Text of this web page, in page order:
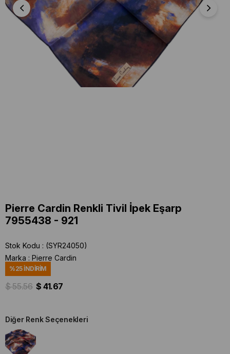
Pierre Cardin Renkli Tivil İpek Eşarp
7955438 - 921
Stok Kodu
(SYR24050)
Marka : Pierre Cardin
%25İNDIRIM
$ 55.56 $ 41.67
Diğer Renk Seçenekleri